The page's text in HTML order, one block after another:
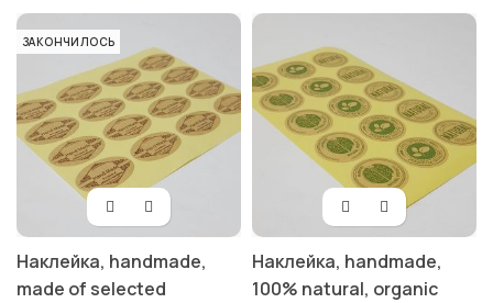
ЗАКОНЧИЛОСЬ
Наклейка, handmade,
made of selected
Наклейка, handmade,
100% natural, organic